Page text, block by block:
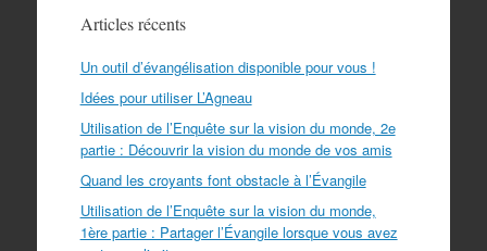
Articles récents
Un outil d’évangélisation disponible pour vous !
Idées pour utiliser L’Agneau
Utilisation de l’Enquête sur la vision du monde, 2e
partie : Découvrir la vision du monde de vos amis
Quand les croyants font obstacle à l’Évangile
Utilisation de l’Enquête sur la vision du monde,
1ère partie : Partager l’Évangile lorsque vous avez